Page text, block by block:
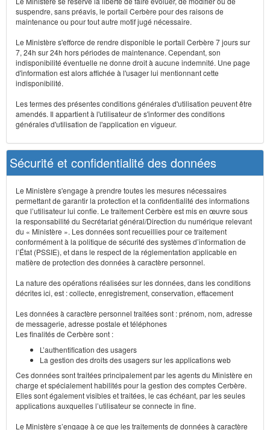
suspendre, sans préavis, le portail Cerbère pour des raisons de
maintenance ou pour tout autre motif jugé nécessaire.
Le Ministère s'efforce de rendre disponible le portail Cerbère 7 jours sur
7, 24h sur 24h hors périodes de maintenance. Cependant, son
indisponibilité éventuelle ne donne droit à aucune indemnité. Une page
d'information est alors affichée à l'usager lui mentionnant cette
indisponibilité.
Les termes des présentes conditions générales d'utilisation peuvent être
amendés. Il appartient à l'utilisateur de s'informer des conditions
générales d'utilisation de l'application en vigueur.
Sécurité et confidentialité des données
Le Ministère s'engage à prendre toutes les mesures nécessaires
permettant de garantir la protection et la confidentialité des informations
que l’utilisateur lui confie. Le traitement Cerbère est mis en œuvre sous
la responsabilité du Secrétariat général/Direction du numérique relevant
du « Ministère ». Les données sont recueillies pour ce traitement
conformément à la politique de sécurité des systèmes d’information de
l’État (PSSIE), et dans le respect de la réglementation applicable en
matière de protection des données à caractère personnel.
La nature des opérations réalisées sur les données, dans les conditions
décrites ici, est : collecte, enregistrement, conservation, effacement
Les données à caractère personnel traitées sont : prénom, nom, adresse
de messagerie, adresse postale et téléphones
Les finalités de Cerbère sont :
L’authentification des usagers
La gestion des droits des usagers sur les applications web
Ces données sont traitées principalement par les agents du Ministère en
charge et spécialement habilités pour la gestion des comptes Cerbère.
Elles sont également visibles et traitées, le cas échéant, par les seules
applications auxquelles l’utilisateur se connecte in fine.
Le Ministère s’engage à ce que les traitements de données à caractère